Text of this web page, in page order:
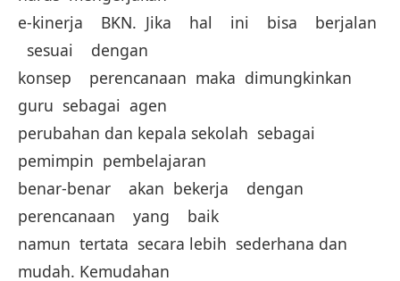
e-kinerja BKN. Jika hal ini bisa berjalan
sesuai dengan
konsep perencanaan maka dimungkinkan
guru sebagai agen
perubahan dan kepala sekolah sebagai
pemimpin pembelajaran
benar-benar akan bekerja dengan
perencanaan yang baik
namun tertata secara lebih sederhana dan
mudah. Kemudahan